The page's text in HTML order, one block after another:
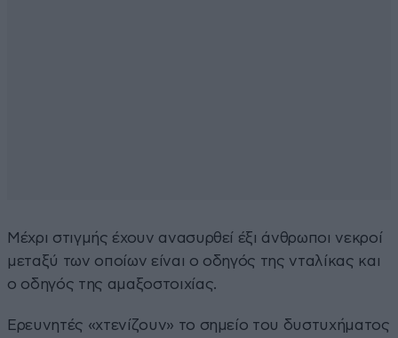
Μέχρι στιγμής έχουν ανασυρθεί έξι άνθρωποι νεκροί
μεταξύ των οποίων είναι ο οδηγός της νταλίκας και
ο οδηγός της αμαξοστοιχίας.
Ερευνητές «χτενίζουν» το σημείο του δυστυχήματος